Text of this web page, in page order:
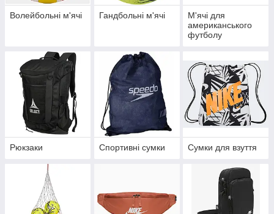
Волейбольні м'ячі Гандбольні м'ячі
М'ячі для
американського
футболу
Рюкзаки Спортивні сумки Сумки для взуття